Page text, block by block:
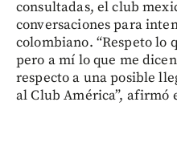
consultadas, el club
conversaciones para
colombiano. “Respeto lo
pero a mí lo que me
respecto a una posible
al Club América”, afirmó